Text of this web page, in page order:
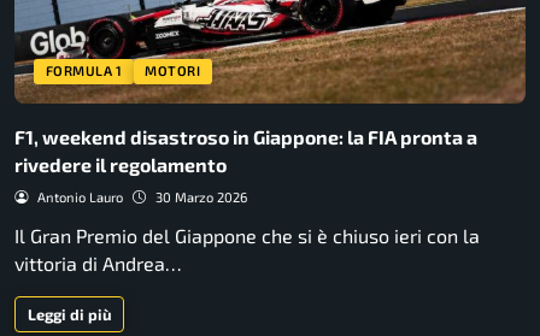
FORMULA 1 MOTORI
F1, weekend disastroso in Giappone: la FIA pronta a
rivedere il regolamento
Antonio Lauro 30 Marzo 2026
Il Gran Premio del Giappone che si è chiuso ieri con la
vittoria di Andrea…
Leggi di più